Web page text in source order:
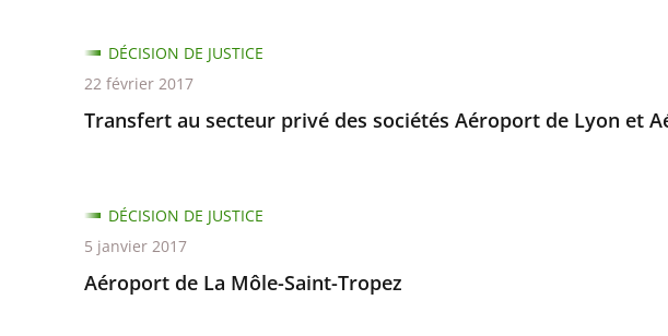
Transfert au secteur privé des sociétés Aéroport de Lyon et
DÉCISION DE JUSTICE
22 février 2017
Aéroport de La Môle-Saint-Tropez
DÉCISION DE JUSTICE
5 janvier 2017